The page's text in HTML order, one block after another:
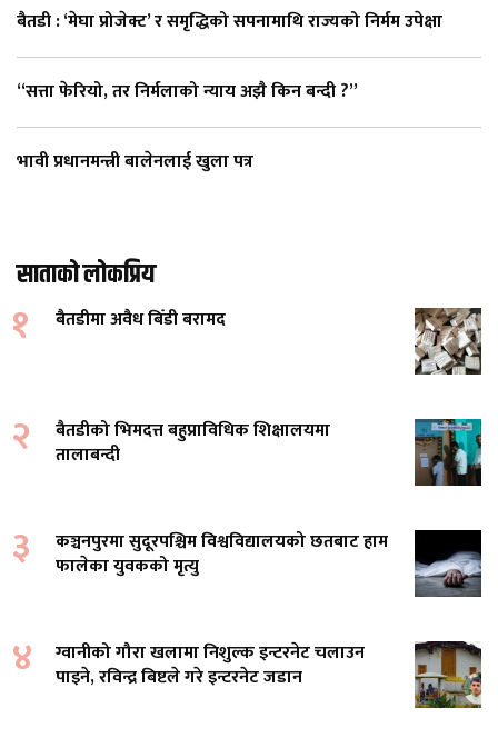
बैतडी : ‘मेघा प्रोजेक्ट’ र समृद्धिको सपनामाथि राज्यको निर्मम उपेक्षा
“सत्ता फेरियो, तर निर्मलाको न्याय अझै किन बन्दी ?”
भावी प्रधानमन्त्री बालेनलाई खुला पत्र
साताको लोकप्रिय
१ बैतडीमा अवैध बिँडी बरामद
२
बैतडीको भिमदत्त बहुप्राविधिक शिक्षालयमा
तालाबन्दी
३
कञ्चनपुरमा सुदूरपश्चिम विश्वविद्यालयको छतबाट हाम
फालेका युवकको मृत्यु
४
ग्वानीको गौरा खलामा निशुल्क इन्टरनेट चलाउन
पाइने, रविन्द्र बिष्टले गरे इन्टरनेट जडान